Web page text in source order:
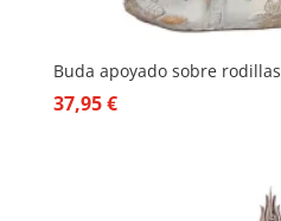
Buda apoyado sobre rodillas
37,95€